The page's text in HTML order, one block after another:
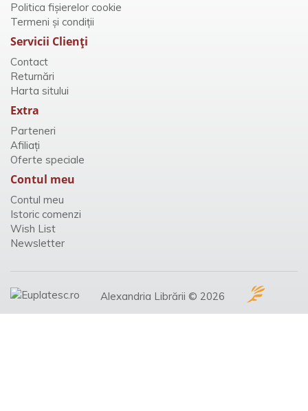
Politica fișierelor cookie
Termeni și condiții
Servicii Clienţi
Contact
Returnări
Harta sitului
Extra
Parteneri
Afiliaţi
Oferte speciale
Contul meu
Contul meu
Istoric comenzi
Wish List
Newsletter
Alexandria Librării © 2026